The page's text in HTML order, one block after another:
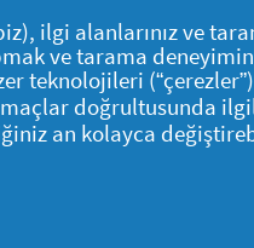
kampanyayı manipüle
hakkını saklı tutar.
geçerlidir.
ilgi alanlarınız ve
ve tarama
teknolojileri
doğrultusunda
an kolayca